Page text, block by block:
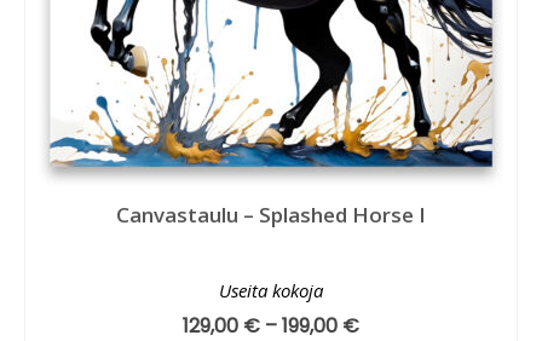
Canvastaulu – Splashed Horse I
Useita kokoja
129,00 € –199,00 €